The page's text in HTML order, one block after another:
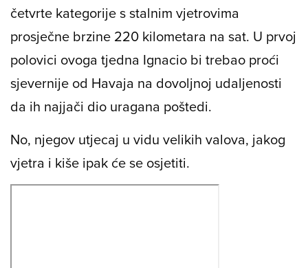
četvrte kategorije s stalnim vjetrovima
prosječne brzine 220 kilometara na sat. U prvoj
polovici ovoga tjedna Ignacio bi trebao proći
sjevernije od Havaja na dovoljnoj udaljenosti
da ih najjači dio uragana poštedi.
No, njegov utjecaj u vidu velikih valova, jakog
vjetra i kiše ipak će se osjetiti.